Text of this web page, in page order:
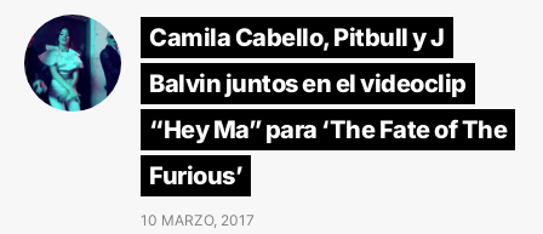
Camila Cabello, Pitbull y J
Balvin juntos en el videoclip
“Hey Ma” para ‘The Fate of The
Furious’
10 MARZO, 2017